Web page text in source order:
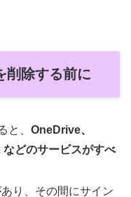
除する前に
と、OneDrive、
どのサービスがすべ
り、その間にサイン